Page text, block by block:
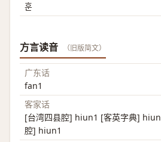
훈
方言读音 （旧版简文）
广东话
fan1
客家话
[台湾四县腔] hiun1 [客英字典]
腔] hiun1